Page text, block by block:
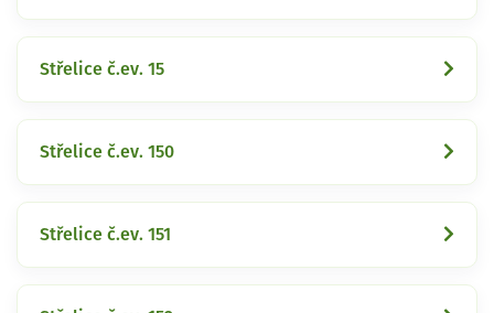
Střelice č.ev. 15
Střelice č.ev. 150
Střelice č.ev. 151